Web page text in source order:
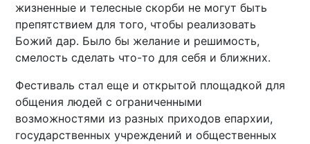
жизненные и телесные скорби не могут быть
препятствием для того, чтобы реализовать
Божий дар. Было бы желание и решимость,
смелость сделать что-то для себя и ближних.
Фестиваль стал еще и открытой площадкой для
общения людей с ограниченными
возможностями из разных приходов епархии,
государственных учреждений и общественных